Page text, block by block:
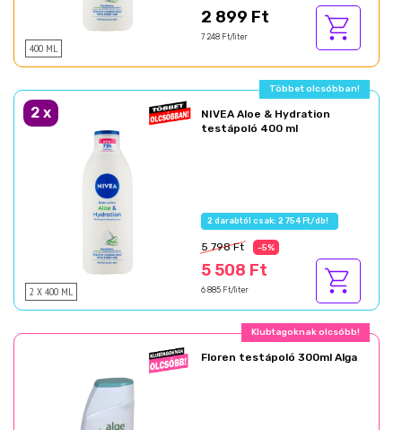
400 ML
2 899 Ft
7 248 Ft/liter
Többet olcsóbban!
2 x
2 X 400 ML
NIVEA Aloe & Hydration
testápoló 400 ml
2 darabtól csak: 2 754 Ft/db!
5 798 Ft -5%
5 508 Ft
6 885 Ft/liter
Klubtagoknak olcsóbb!
Floren testápoló 300ml Alga